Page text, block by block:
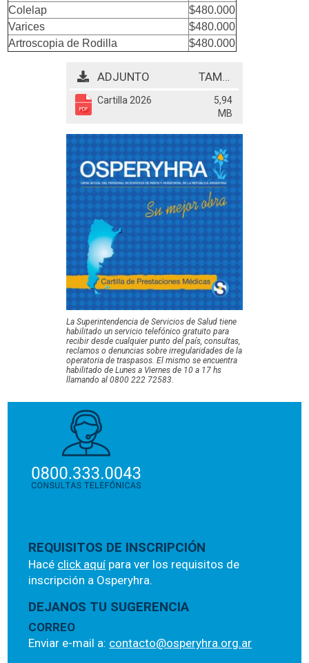
Colelap
$480.000
Varices
$480.000
Artroscopia de Rodilla
$480.000
ADJUNTO TAMAÑO
Cartilla 2026
5,94
MB
La Superintendencia de Servicios de Salud tiene
habilitado un servicio telefónico gratuito para
recibir desde cualquier punto del país, consultas,
reclamos o denuncias sobre irregularidades de la
operatoria de traspasos. El mismo se encuentra
habilitado de Lunes a Viernes de 10 a 17 hs
llamando al 0800 222 72583.
REQUISITOS DE INSCRIPCIÓN
Hacé click aquí para ver los requisitos de
inscripción a Osperyhra.
DEJANOS TU SUGERENCIA
CORREO
Enviar e-mail a: contacto@osperyhra.org.ar